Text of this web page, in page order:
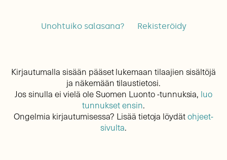
Unohtuiko salasana? Rekisteröidy
Kirjautumalla sisään pääset lukemaan tilaajien sisältöjä
ja näkemään tilaustietosi.
Jos sinulla ei vielä ole Suomen Luonto -tunnuksia, luo
tunnukset ensin.
Ongelmia kirjautumisessa? Lisää tietoja löydätohjeet-
sivulta.